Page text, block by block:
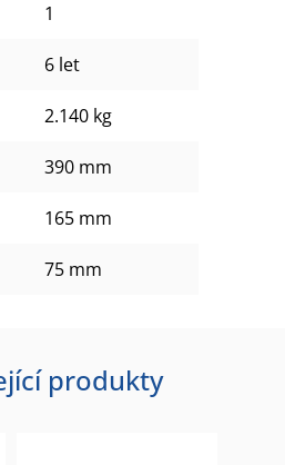
1
6 let
2.140 kg
390 mm
165 mm
75 mm
produkty